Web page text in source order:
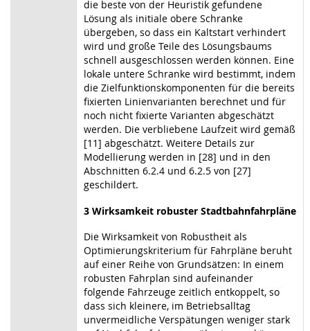
die beste von der Heuristik gefundene
Lösung als initiale obere Schranke
übergeben, so dass ein Kaltstart verhindert
wird und große Teile des Lösungsbaums
schnell ausgeschlossen werden können. Eine
lokale untere Schranke wird bestimmt, indem
die Zielfunktionskomponenten für die bereits
fixierten Linienvarianten berechnet und für
noch nicht fixierte Varianten abgeschätzt
werden. Die verbliebene Laufzeit wird gemäß
[11] abgeschätzt. Weitere Details zur
Modellierung werden in [28] und in den
Abschnitten 6.2.4 und 6.2.5 von [27]
geschildert.
3 Wirksamkeit robuster Stadtbahnfahrpläne
Die Wirksamkeit von Robustheit als
Optimierungskriterium für Fahrpläne beruht
auf einer Reihe von Grundsätzen: In einem
robusten Fahrplan sind aufeinander
folgende Fahrzeuge zeitlich entkoppelt, so
dass sich kleinere, im Betriebsalltag
unvermeidliche Verspätungen weniger stark